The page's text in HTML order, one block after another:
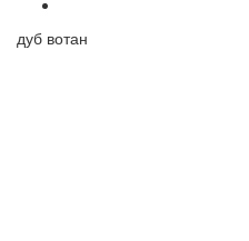
дуб вотан